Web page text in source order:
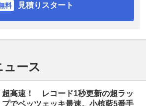
見積りスタート
ース
超高速！ レコード1秒更新の超ラッ
プでベッツェッキ最速。小椋藍5番手